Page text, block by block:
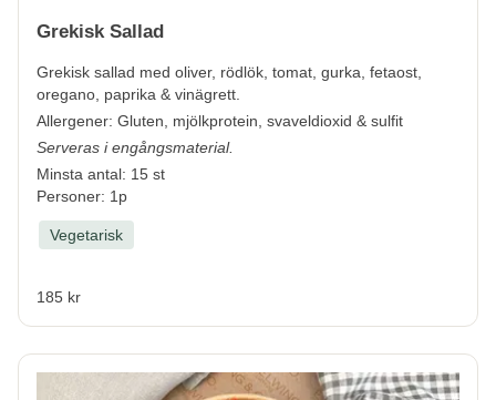
Grekisk Sallad
Grekisk sallad med oliver, rödlök, tomat, gurka, fetaost,
oregano, paprika & vinägrett.
Allergener: Gluten, mjölkprotein, svaveldioxid & sulfit
Serveras i engångsmaterial.
Minsta antal: 15 st
Personer: 1p
Vegetarisk
185 kr